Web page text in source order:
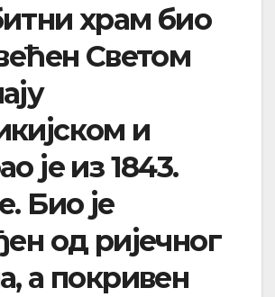
храм био
Светом
и
је из 1843.
Био је
од ријечног
а покривен